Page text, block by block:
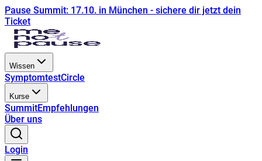
Pause Summit: 17.10. in München - sichere dir jetzt dein
Ticket
Wissen
SymptomtestCircle
Kurse
SummitEmpfehlungen
Über uns
Login